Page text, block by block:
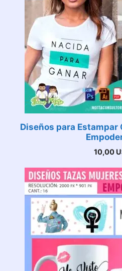
Diseños para
10,00